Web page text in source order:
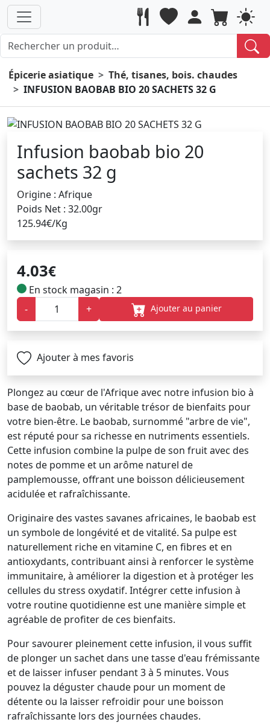
Épicerie asiatique
Thé, tisanes, bois. chaudes
INFUSION BAOBAB BIO 20 SACHETS 32 G
Infusion baobab bio 20
sachets 32 g
Origine : Afrique
Poids Net : 32.00gr
125.94€/Kg
4.03€
En stock magasin : 2
-
+ Ajouter au panier
Ajouter à mes favoris
Plongez au cœur de l'Afrique avec notre infusion bio à
base de baobab, un véritable trésor de bienfaits pour
votre bien-être. Le baobab, surnommé "arbre de vie",
est réputé pour sa richesse en nutriments essentiels.
Cette infusion combine la pulpe de son fruit avec des
notes de pomme et un arôme naturel de
pamplemousse, offrant une boisson délicieusement
acidulée et rafraîchissante.
Originaire des vastes savanes africaines, le baobab est
un symbole de longévité et de vitalité. Sa pulpe est
naturellement riche en vitamine C, en fibres et en
antioxydants, contribuant ainsi à renforcer le système
immunitaire, à améliorer la digestion et à protéger les
cellules du stress oxydatif. Intégrer cette infusion à
votre routine quotidienne est une manière simple et
agréable de profiter de ces bienfaits.
Pour savourer pleinement cette infusion, il vous suffit
de plonger un sachet dans une tasse d'eau frémissante
et de laisser infuser pendant 3 à 5 minutes. Vous
pouvez la déguster chaude pour un moment de
détente ou la laisser refroidir pour une boisson
rafraîchissante lors des journées chaudes.